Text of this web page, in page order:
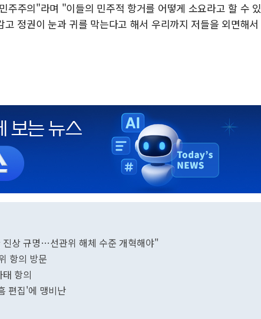
주주의"라며 "이들의 민주적 항거를 어떻게 소요라고 할 수 있
정권이 눈과 귀를 막는다고 해서 우리까지 저들을 외면해서
상 규명…선관위 해체 수준 개혁해야"
항의 방문
항의
편집'에 맹비난